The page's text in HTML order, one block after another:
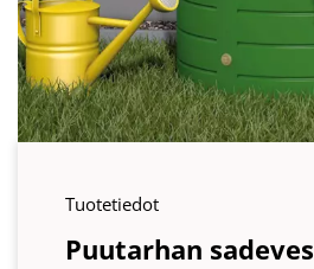
Tuotetiedot
Puutarhan